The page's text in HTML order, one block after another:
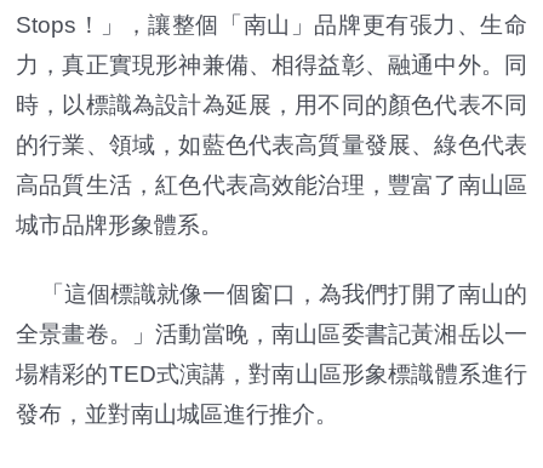
Stops！」，讓整個「南山」品牌更有張力、生命
力，真正實現形神兼備、相得益彰、融通中外。同
時，以標識為設計為延展，用不同的顏色代表不同
的行業、領域，如藍色代表高質量發展、綠色代表
高品質生活，紅色代表高效能治理，豐富了南山區
城市品牌形象體系。
「這個標識就像一個窗口，為我們打開了南山的
全景畫卷。」活動當晚，南山區委書記黃湘岳以一
場精彩的TED式演講，對南山區形象標識體系進行
發布，並對南山城區進行推介。